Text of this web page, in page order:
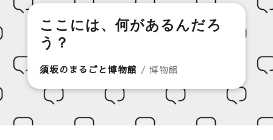
ここには、何があるんだろ
う？
須坂のまるごと博物館 / 博物館